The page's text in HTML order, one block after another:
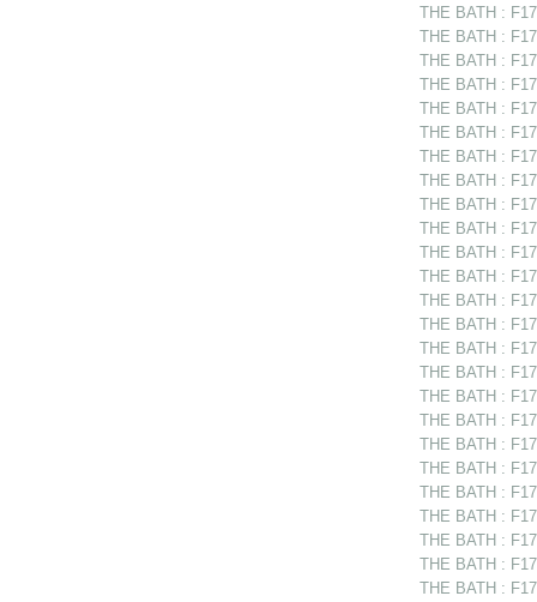
THE BATH :
THE BATH :
THE BATH :
THE BATH :
THE BATH :
THE BATH :
THE BATH :
THE BATH :
THE BATH :
THE BATH :
THE BATH :
THE BATH :
THE BATH :
THE BATH :
THE BATH :
THE BATH :
THE BATH :
THE BATH :
THE BATH :
THE BATH :
THE BATH :
THE BATH :
THE BATH :
THE BATH :
THE BATH :